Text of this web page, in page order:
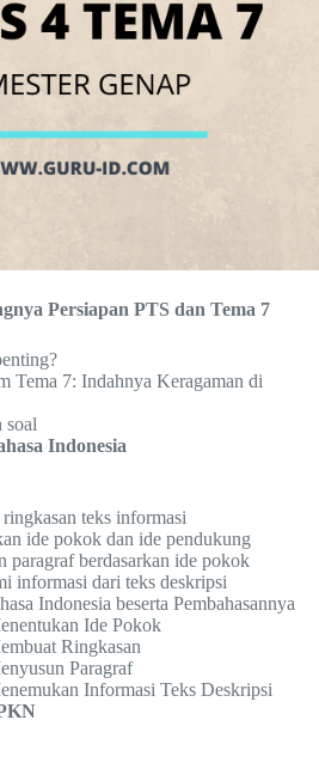
Persiapan PTS dan Tema 7
Tema 7: Indahnya Keragaman di
soal
Indonesia
teks informasi
ide pokok dan ide pendukung
paragraf berdasarkan ide pokok
informasi dari teks deskripsi
Indonesia beserta Pembahasannya
Ide Pokok
Ringkasan
Paragraf
Informasi Teks Deskripsi